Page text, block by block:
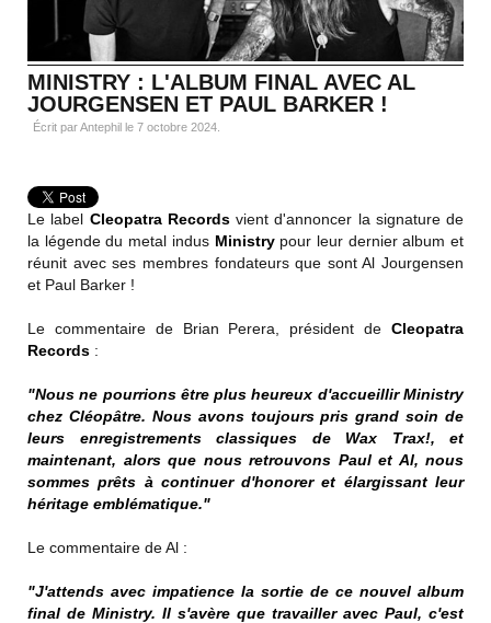
MINISTRY : L'ALBUM FINAL AVEC AL
JOURGENSEN ET PAUL BARKER !
Écrit par Antephil le 7 octobre 2024
Le label Cleopatra Recordsvient d'annoncer la signature de
la légende du metal indus Ministrypour leur dernier album et
réunit avec ses membres fondateurs que sont Al Jourgensen
et Paul Barker !
Le commentaire de Brian Perera, président de Cleopatra
Records :
"Nous ne pourrions être plus heureux d'accueillir Ministry
chez Cléopâtre. Nous avons toujours pris grand soin de
leurs enregistrements classiques de Wax Trax!, et
maintenant, alors que nous retrouvons Paul et Al, nous
sommes prêts à continuer d'honorer et élargissant leur
héritage emblématique."
Le commentaire de Al :
"J'attends avec impatience la sortie de ce nouvel album
final de Ministry. Il s'avère que travailler avec Paul, c'est